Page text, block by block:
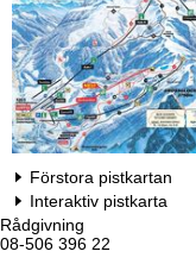
Rådgivning
08-506 396 22
Förstora pistkartan
Interaktiv pistkarta